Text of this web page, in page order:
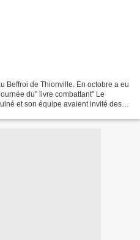
Beffroi de Thionville. En octobre a eu
du" livre combattant" Le
et son équipe avaient invité des